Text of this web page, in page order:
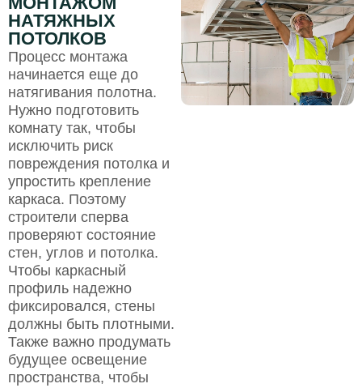
НАТЯЖНЫХ
ПОТОЛКОВ
Процесс монтажа
начинается еще до
натягивания полотна.
Нужно подготовить
комнату так, чтобы
исключить риск
повреждения потолка и
упростить крепление
каркаса. Поэтому
строители сперва
проверяют состояние
стен, углов и потолка.
Чтобы каркасный
профиль надежно
фиксировался, стены
должны быть плотными.
Также важно продумать
будущее освещение
пространства, чтобы